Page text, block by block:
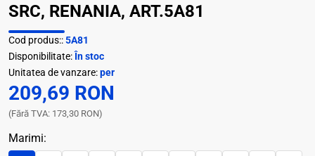
SRC, RENANIA, ART.5A81
Cod produs::5A81
Disponibilitate: În stoc
Unitatea de vanzare:per
209,69 RON
(Fără TVA: 173,30 RON)
Marimi: